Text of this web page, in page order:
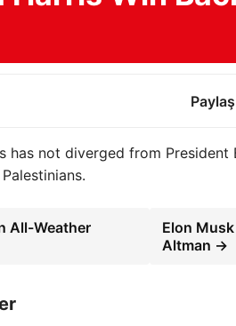
has not diverged from
All-Weather
Elon
Altman →